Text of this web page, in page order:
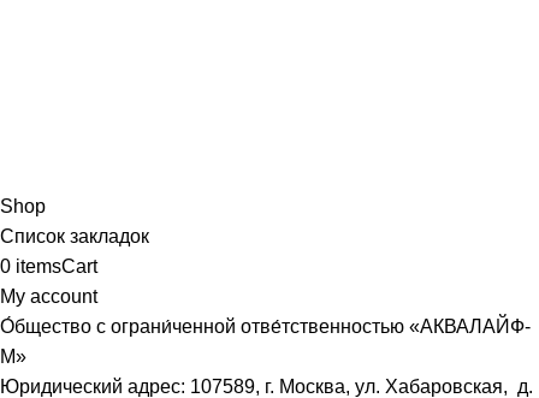
Shop
Список закладок
0 itemsCart
My account
О́бщество с ограни́ченной отве́тственностью «АКВАЛАЙФ-
М»
Юридический адрес: 107589, г. Москва, ул. Хабаровская, д.